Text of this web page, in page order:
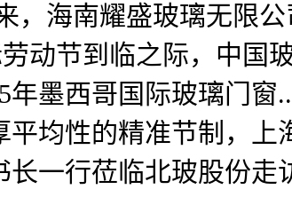
，海南耀盛玻璃无限
动节到临之际，中国
墨西哥国际玻璃门窗
均性的精准节制，
一行莅临北玻股份